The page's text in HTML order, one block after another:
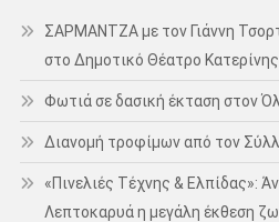
ΣΑΡΜΑΝΤΖΑ με τον Γιάννη
στο Δημοτικό Θέατρο Κατερίνης
Φωτιά σε δασική έκταση στον
Διανομή τροφίμων από τον
«Πινελιές Τέχνης & Ελπίδας»:
Λεπτοκαρυά η μεγάλη έκθεση